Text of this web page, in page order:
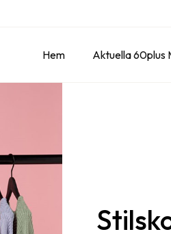
Hem Aktuella 60plus